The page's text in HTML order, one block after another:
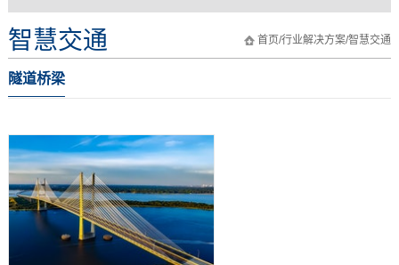
首页/行业解决方案/智慧交通
智慧交通
隧道桥梁